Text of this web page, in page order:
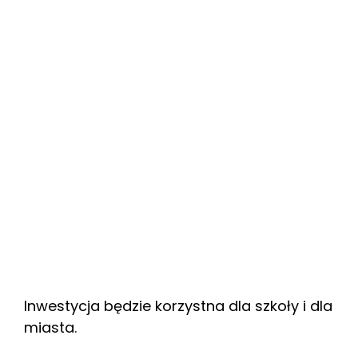
Inwestycja będzie korzystna dla szkoły i dla
miasta.